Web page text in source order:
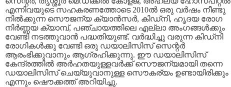
എന്നിവയുടെ സഹകരണത്തോടെ 2010ല്‍ ഒരു വര്‍ഷം നീണ്ടു
നില്‍ക്കുന്ന സൌജന്യ ക്യാന്‍സര്‍, കിഡ്നി, ഹൃദയ രോഗ
നിര്‍ണ്ണയ ക്യാമ്പ്, പഞ്ചായത്തിലെ എല്ലാ അംഗങ്ങള്‍ക്കും
വേണ്ടി നടത്തുവാന്‍ പദ്ധതിയുണ്ട്. വര്‍ദ്ധിച്ചു വരുന്ന കിഡ്നി
രോഗികള്‍ക്കു വേണ്ടി ഒരു ഡയാലിസിസ് സെന്റര്‍
ആരംഭിക്കുവാനും ആഗ്രഹിക്കുന്നു. ഈ ഡയാലിസിസ്
കേന്ദ്രത്തില്‍ അര്‍ഹതയുള്ളവര്‍ക്ക് സൌജന്യമായി തന്നെ
ഡയാലിസിസ് ചെയ്യുവാനുള്ള സൌകര്യം ഉണ്ടായിരിക്കും
എന്നും ഷൌക്കത്ത് അറിയിച്ചു.